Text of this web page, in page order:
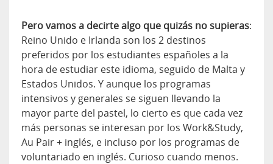
Pero vamos a decirte algo que quizás no supieras:
Reino Unido e Irlanda son los 2 destinos
preferidos por los estudiantes españoles a la
hora de estudiar este idioma, seguido de Malta y
Estados Unidos. Y aunque los programas
intensivos y generales se siguen llevando la
mayor parte del pastel, lo cierto es que cada vez
más personas se interesan por los Work&Study,
Au Pair + inglés, e incluso por los programas de
voluntariado en inglés. Curioso cuando menos.